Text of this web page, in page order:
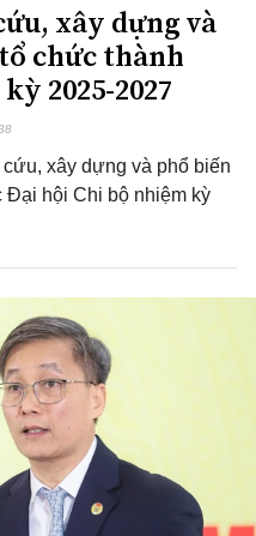
xây dựng và
chức thành
2025-2027
xây dựng và phổ biến
Đại hội Chi bộ nhiệm kỳ